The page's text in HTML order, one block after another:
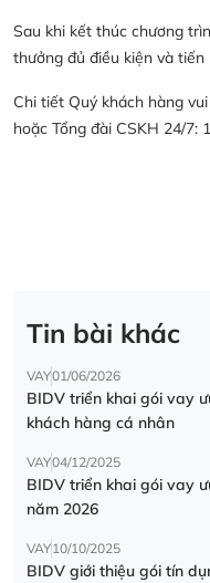
Sau khi kết thúc chương
thưởng đủ điều kiện và
Chi tiết Quý khách hàng
hoặc Tổng đài CSKH 24/7:
Tin bài khác
VAY01/06/2026
BIDV triển khai gói vay
khách hàng cá nhân
VAY04/12/2025
BIDV triển khai gói vay
năm 2026
VAY10/10/2025
BIDV giới thiệu gói tín